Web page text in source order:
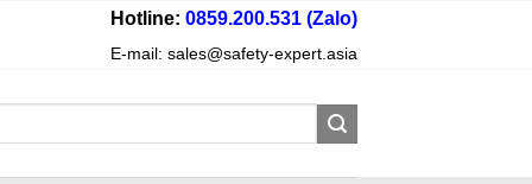
Hotline: 0859.200.531 (Zalo)
E-mail: sales@safety-expert.asia